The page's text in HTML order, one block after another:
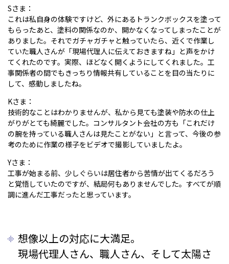
Sさま：
これは私自身の体験ですけど、外にあるトランクボックスを塗って
もらったあと、塗料の関係なのか、開かなくなってしまったことが
ありました。それでガチャガチャと触っていたら、近くで作業し
ていた職人さんが「現場代理人に伝えておきますね」と声をかけ
てくれたのです。実際、ほどなく開くようにしてくれました。工
事関係者の間でもきっちり情報共有していることを目の当たりに
して、感動しましたね。
Kさま：
技術的なことはわかりませんが、私から見ても塗装や防水の仕上
がりがとても綺麗でした。コンサルタント会社の方も「これだけ
の腕を持っている職人さんは見たことがない」と言って、今後の参
考のために作業の様子をビデオで撮影していましたよ。
Yさま：
工事が始まる前、少しぐらいは居住者から苦情が出てくるだろう
と覚悟していたのですが、結局何もありませんでした。すべてが順
調に進んだ工事だったと思っています。
想像以上の対応に大満足。
現場代理人さん、職人さん、そして太陽さ